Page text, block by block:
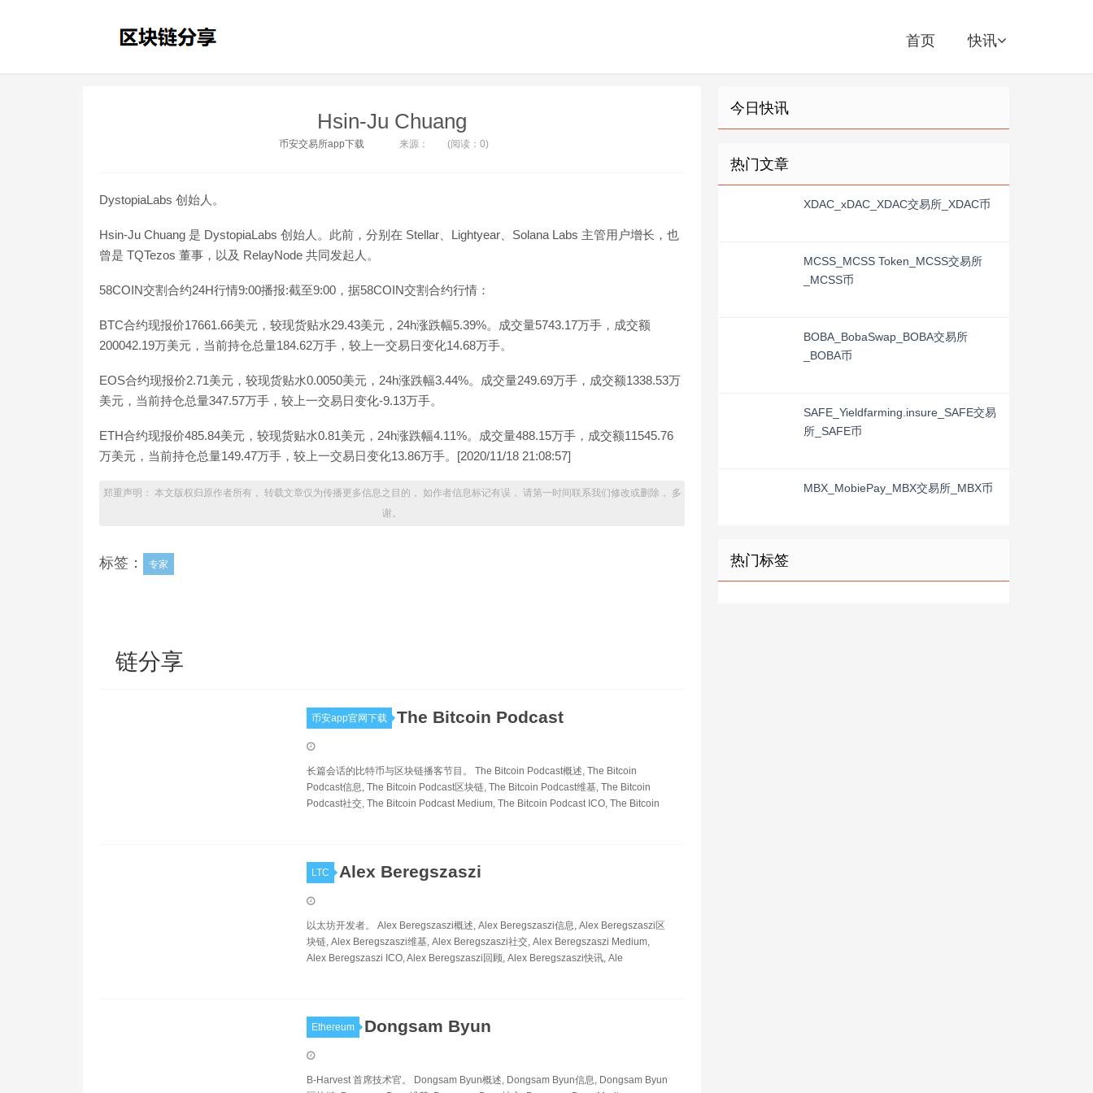
首页 快讯
Hsin-Ju Chuang
币安交易所app下载 来源： (阅读：0)
DystopiaLabs 创始人。
Hsin-Ju Chuang 是 DystopiaLabs 创始人。此前，分别在 Stellar、Lightyear、Solana Labs 主管用户增长，也
曾是 TQTezos 董事，以及 RelayNode 共同发起人。
58COIN交割合约24H行情9:00播报:截至9:00，据58COIN交割合约行情：
BTC合约现报价17661.66美元，较现货贴水29.43美元，24h涨跌幅5.39%。成交量5743.17万手，成交额
200042.19万美元，当前持仓总量184.62万手，较上一交易日变化14.68万手。
EOS合约现报价2.71美元，较现货贴水0.0050美元，24h涨跌幅3.44%。成交量249.69万手，成交额1338.53万
美元，当前持仓总量347.57万手，较上一交易日变化-9.13万手。
ETH合约现报价485.84美元，较现货贴水0.81美元，24h涨跌幅4.11%。成交量488.15万手，成交额11545.76
万美元，当前持仓总量149.47万手，较上一交易日变化13.86万手。[2020/11/18 21:08:57]
郑重声明： 本文版权归原作者所有， 转载文章仅为传播更多信息之目的， 如作者信息标记有误， 请第一时间联系我们修改或删除， 多
谢。
标签： 专家
链分享
币安app官网下载 The Bitcoin Podcast
长篇会话的比特币与区块链播客节目。 The Bitcoin Podcast概述, The Bitcoin
Podcast信息, The Bitcoin Podcast区块链, The Bitcoin Podcast维基, The Bitcoin
Podcast社交, The Bitcoin Podcast Medium, The Bitcoin Podcast ICO, The Bitcoin
LTC Alex Beregszaszi
以太坊开发者。 Alex Beregszaszi概述, Alex Beregszaszi信息, Alex Beregszaszi区
块链, Alex Beregszaszi维基, Alex Beregszaszi社交, Alex Beregszaszi Medium,
Alex Beregszaszi ICO, Alex Beregszaszi回顾, Alex Beregszaszi快讯, Ale
Ethereum Dongsam Byun
B-Harvest 首席技术官。 Dongsam Byun概述, Dongsam Byun信息, Dongsam Byun
今日快讯
热门文章
XDAC_xDAC_XDAC交易所_XDAC币
MCSS_MCSS Token_MCSS交易所
_MCSS币
BOBA_BobaSwap_BOBA交易所
_BOBA币
SAFE_Yieldfarming.insure_SAFE交易
所_SAFE币
MBX_MobiePay_MBX交易所_MBX币
热门标签